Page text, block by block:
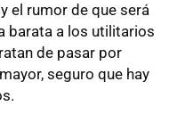
el rumor de que será
barata a los utilitarios
de pasar por
seguro que hay